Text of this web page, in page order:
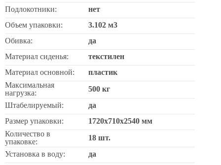
Подлокотники:
нет
Объем упаковки:
3.102 м3
Обивка:
да
Материал сиденья:
текстилен
Материал основной:
пластик
Максимальная
нагрузка:
500 кг
Штабелируемый:
да
Размер упаковки:
1720х710х2540 мм
Количество в
упаковке:
18 шт.
Установка в воду:
да